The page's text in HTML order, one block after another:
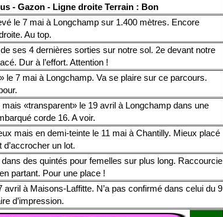
- Gazon - Ligne droite Terrain : Bon
le 7 mai à Longchamp sur 1.400 mètres. Encore
Au top.
ses 4 dernières sorties sur notre sol. 2e devant notre
Dur à l’effort. Attention !
le 7 mai à Longchamp. Va se plaire sur ce parcours.
«transparent» le 19 avril à Longchamp dans une
corde 16. A voir.
mais en demi-teinte le 11 mai à Chantilly. Mieux placé
un lot.
des quintés pour femelles sur plus long. Raccourcie
partant. Pour une place !
avril à Maisons-Laffitte. N’a pas confirmé dans celui du 9
d’impression.